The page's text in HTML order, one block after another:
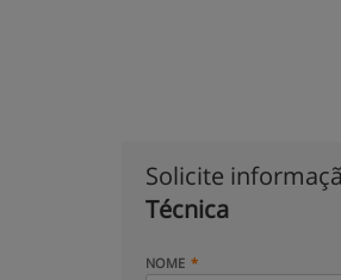
Solicite
Técnica
NOME